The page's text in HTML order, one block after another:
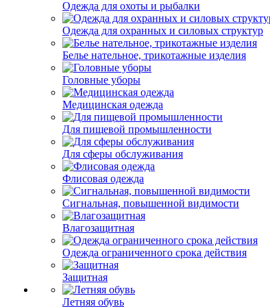
Одежда для охоты и рыбалки
Одежда для охранных и силовых структур
Белье нательное, трикотажные изделия
Головные уборы
Медицинская одежда
Для пищевой промышленности
Для сферы обслуживания
Флисовая одежда
Сигнальная, повышенной видимости
Влагозащитная
Одежда ограниченного срока действия
Защитная
Летняя обувь